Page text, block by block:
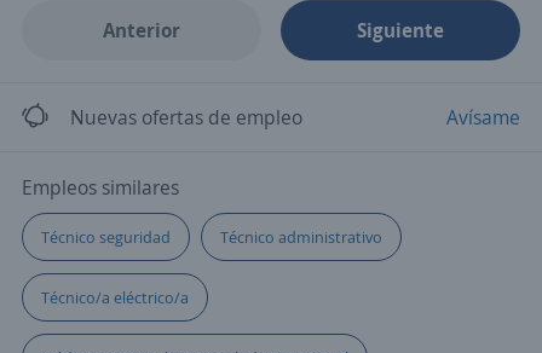
Anterior Siguiente
Nuevas ofertas de empleo Avísame
Empleos similares
Técnico seguridad Técnico administrativo
Técnico/a eléctrico/a